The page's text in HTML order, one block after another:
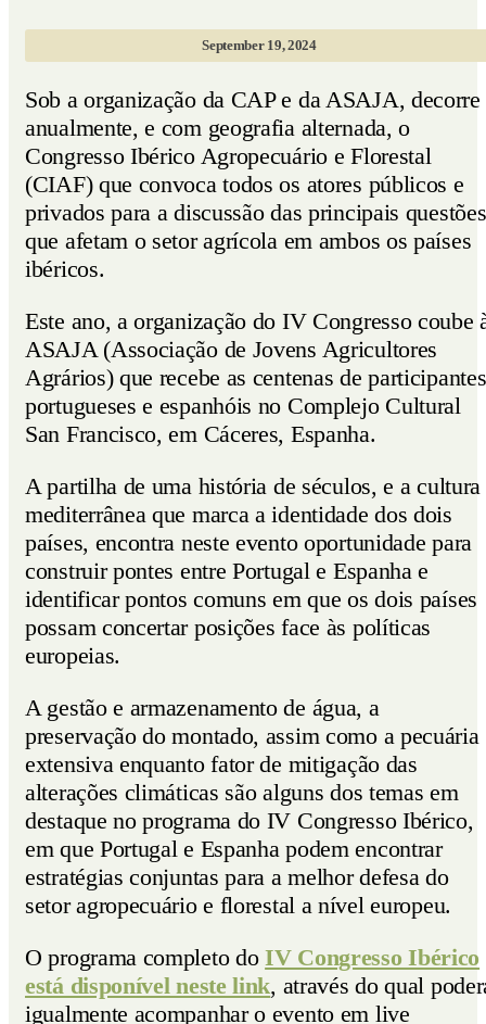
September 19, 2024
Sob a organização da CAP e da ASAJA, decorre
anualmente, e com geografia alternada, o
Congresso Ibérico Agropecuário e Florestal
(CIAF) que convoca todos os atores públicos e
privados para a discussão das principais questões
que afetam o setor agrícola em ambos os países
ibéricos.
Este ano, a organização do IV Congresso coube
ASAJA (Associação de Jovens Agricultores
Agrários) que recebe as centenas de participantes
portugueses e espanhóis no Complejo Cultural
San Francisco, em Cáceres, Espanha.
A partilha de uma história de séculos, e a cultura
mediterrânea que marca a identidade dos dois
países, encontra neste evento oportunidade para
construir pontes entre Portugal e Espanha e
identificar pontos comuns em que os dois países
possam concertar posições face às políticas
europeias.
A gestão e armazenamento de água, a
preservação do montado, assim como a pecuária
extensiva enquanto fator de mitigação das
alterações climáticas são alguns dos temas em
destaque no programa do IV Congresso Ibérico,
em que Portugal e Espanha podem encontrar
estratégias conjuntas para a melhor defesa do
setor agropecuário e florestal a nível europeu.
O programa completo doIV Congresso Ibérico
está disponível neste link, através do qual
igualmente acompanhar o evento em live